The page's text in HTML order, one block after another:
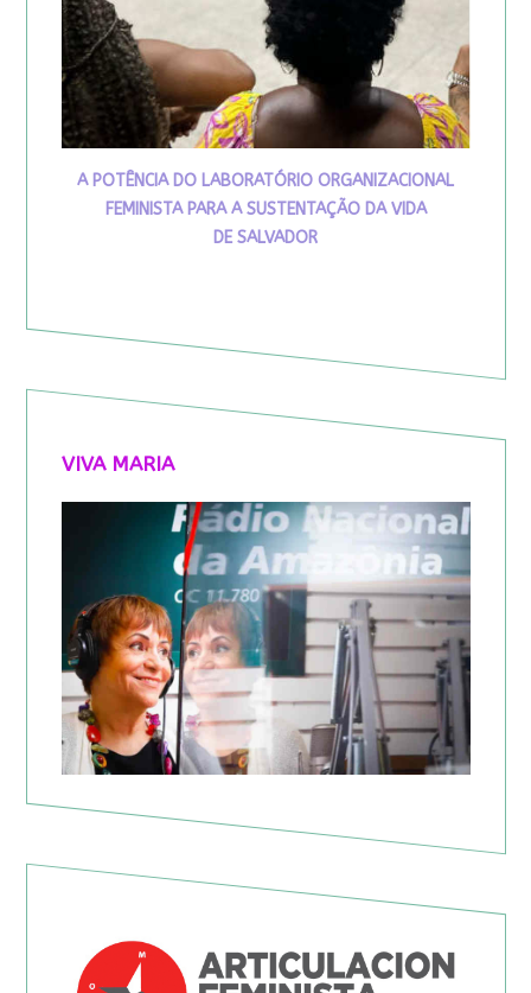
A POTÊNCIA DO LABORATÓRIO ORGANIZACIONAL
FEMINISTA PARA A SUSTENTAÇÃO DA VIDA
DE SALVADOR
VIVA MARIA